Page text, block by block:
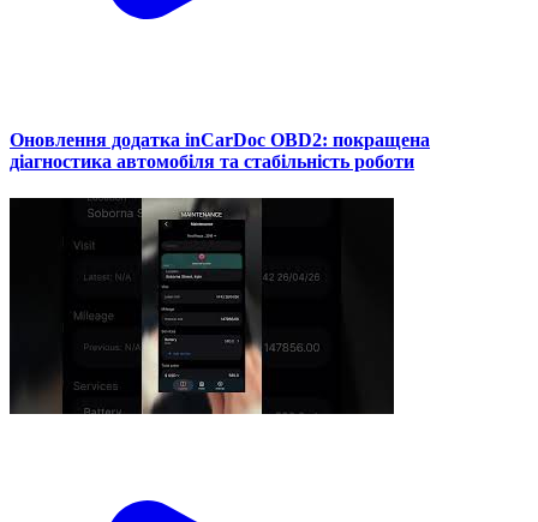
Оновлення додатка inCarDoc OBD2: покращена
діагностика автомобіля та стабільність роботи